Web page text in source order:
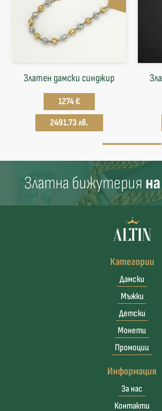
Златен дамски синджир
1274 €
2491.73 лв.
Златна бижутерия
Категории
Дамски
Мъжки
Детски
Монети
Промоции
Информация
За нас
Контакти